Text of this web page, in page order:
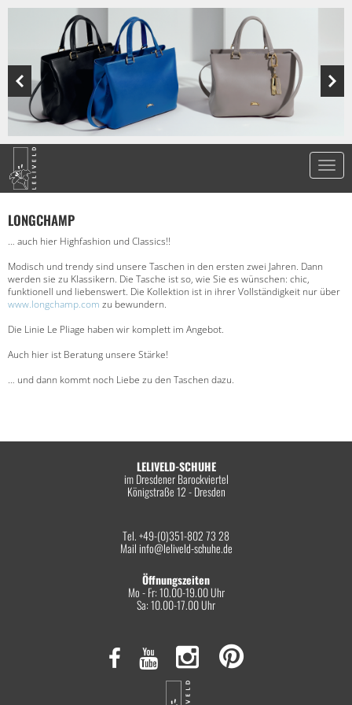
LONGCHAMP
… auch hier Highfashion und Classics!!
Modisch und trendy sind unsere Taschen in den ersten zwei Jahren. Dann
werden sie zu Klassikern. Die Tasche ist so, wie Sie es wünschen: chic,
funktionell und liebenswert. Die Kollektion ist in ihrer Vollständigkeit nur über
www.longchamp.com zu bewundern.
Die Linie Le Pliage haben wir komplett im Angebot.
Auch hier ist Beratung unsere Stärke!
… und dann kommt noch Liebe zu den Taschen dazu.
LELIVELD-SCHUHE
im Dresdener Barockviertel
Königstraße 12 - Dresden
Tel. +49-(0)351-802 73 28
Mail info@leliveld-schuhe.de
Öffnungszeiten
Mo - Fr: 10.00-19.00 Uhr
Sa: 10.00-17.00 Uhr